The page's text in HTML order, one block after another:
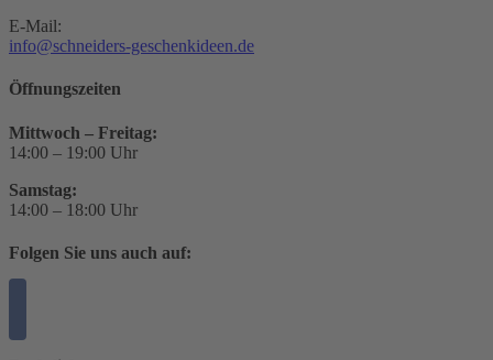
E-Mail:
info@schneiders-geschenkideen.de
Öffnungszeiten
Mittwoch – Freitag:
14:00 – 19:00 Uhr
Samstag:
14:00 – 18:00 Uhr
Folgen Sie uns auch auf: